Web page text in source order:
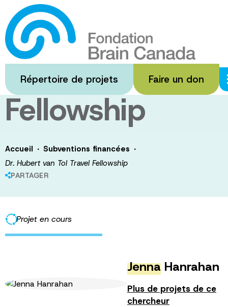
Passer
au
contenu
principal
Répertoire de projets Faire un don
Dr. Hubert van
Tol Travel
Fellowship
Accueil · Subventions financées ·
Dr. Hubert van Tol Travel Fellowship
PARTAGER
Projet en cours
Jenna Hanrahan
Plus de projets de ce
chercheur